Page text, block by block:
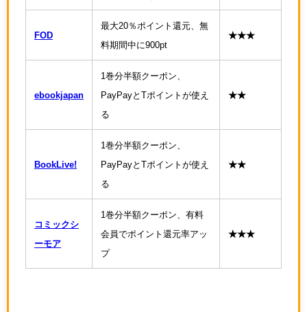
FOD
最大20％ポイント還元、無
料期間中に900pt
★★★
ebookjapan
1巻分半額クーポン、
PayPayとTポイントが使え
る
★★
BookLive!
1巻分半額クーポン、
PayPayとTポイントが使え
る
★★
コミックシ
ーモア
1巻分半額クーポン、有料
会員でポイント還元率アッ
プ
★★★